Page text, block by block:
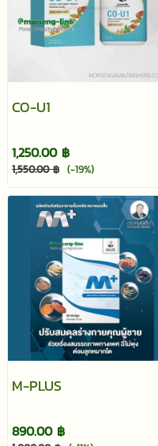
CO-U1
1,250.00 ฿
1,550.00 ฿ (-19%)
M-PLUS
890.00 ฿